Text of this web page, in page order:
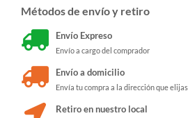
Métodos de envío y retiro
Envío Expreso
Envío a cargo del comprador
Envío a domicilio
Envía tu compra a la dirección que elijas
Retiro en nuestro local